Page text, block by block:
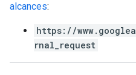
alcances:
https://
rnal_request